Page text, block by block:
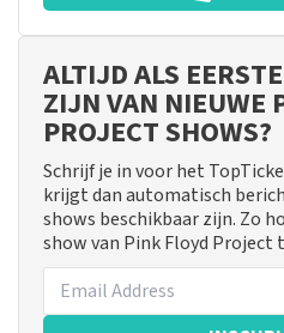
ALTIJD ALS
ZIJN VAN NIEUWE
PROJECT SHOWS?
Schrijf je in voor het
krijgt dan automatisch
shows beschikbaar zijn. Zo
show van Pink Floyd Project